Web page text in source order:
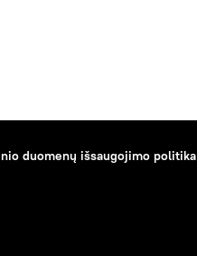
duomenų išsaugojimo politika